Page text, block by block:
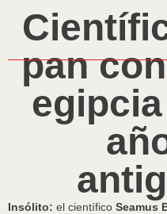
pan
Insólito: el científico Seamus